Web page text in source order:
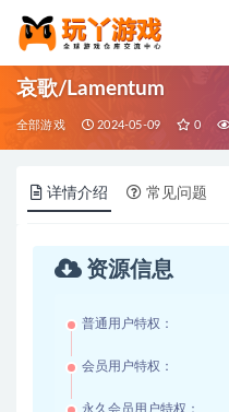
哀歌/Lamentum
全部游戏 2024-05-09 0
详情介绍 常见问题
资源信息
普通用户特权：
会员用户特权：
永久会员用户特权：